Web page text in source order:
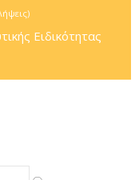
Ειδικότητας